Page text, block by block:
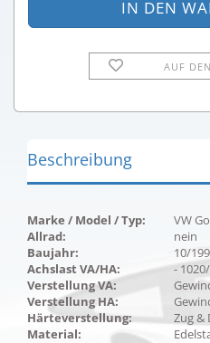
AUF
Beschreibung
Marke / Model / Typ:
VW
Allrad:
nein
Baujahr:
10/
Achslast VA/HA:
-
Verstellung VA:
Verstellung HA:
Härteverstellung:
Zug &
Material: